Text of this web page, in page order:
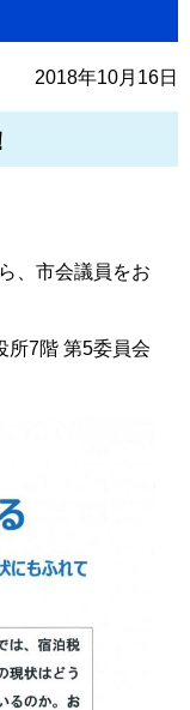
2018年10月16日
、市会議員をお
所7階 第5委員会